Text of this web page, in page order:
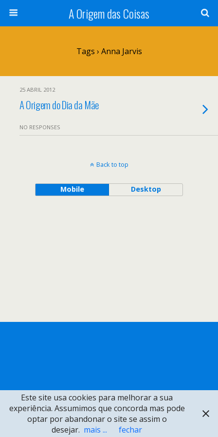
A Origem das Coisas
Tags › Anna Jarvis
25 ABRIL 2012
A Origem do Dia da Mãe
NO RESPONSES
Back to top
Mobile Desktop
Este site usa cookies para melhorar a sua
experiência. Assumimos que concorda mas pode
optar por abandonar o site se assim o
desejar. mais ... fechar